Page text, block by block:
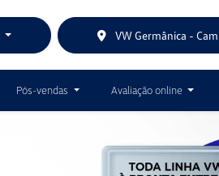
VW Germânica -
Pós-vendas Avaliação online